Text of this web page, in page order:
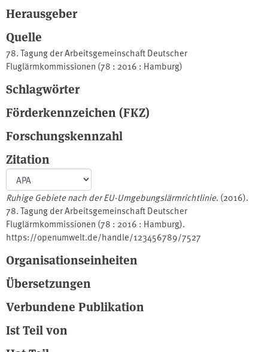
Herausgeber
Quelle
78. Tagung der Arbeitsgemeinschaft Deutscher
Fluglärmkommissionen (78 : 2016 : Hamburg)
Schlagwörter
Förderkennzeichen (FKZ)
Forschungskennzahl
Zitation
Ruhige Gebiete nach der EU-Umgebungslärmrichtlinie. (2016).
78. Tagung der Arbeitsgemeinschaft Deutscher
Fluglärmkommissionen (78 : 2016 : Hamburg).
https://openumwelt.de/handle/123456789/7527
Organisationseinheiten
Übersetzungen
Verbundene Publikation
Ist Teil von